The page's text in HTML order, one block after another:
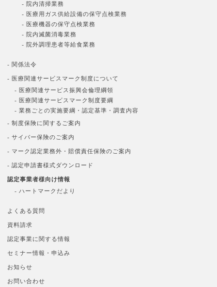
- 院内清掃業務
- 医療用ガス供給設備の保守点検業務
- 医療機器の保守点検業務
- 院内滅菌消毒業務
- 院外調理患者等給食業務
- 関係法令
- 医療関連サービスマーク制度について
- 医療関連サービス振興会倫理綱領
- 医療関連サービスマーク制度要綱
- 業務ごとの実施要綱・認定基準・調査内容
- 制度保険に関するご案内
- サイバー保険のご案内
- マーク認定業務外・賠償責任保険のご案内
- 認定申請書様式ダウンロード
認定事業者様向け情報
- ハートマークだより
よくある質問
資料請求
認定事業に関する情報
セミナー情報・申込み
お知らせ
お問い合わせ